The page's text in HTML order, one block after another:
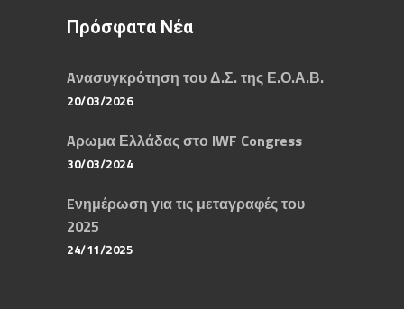
Πρόσφατα Νέα
Aνασυγκρότηση του Δ.Σ. της Ε.Ο.Α.Β.
20/03/2026
Aρωμα Ελλάδας στο IWF Congress
30/03/2024
Eνημέρωση για τις μεταγραφές του
2025
24/11/2025